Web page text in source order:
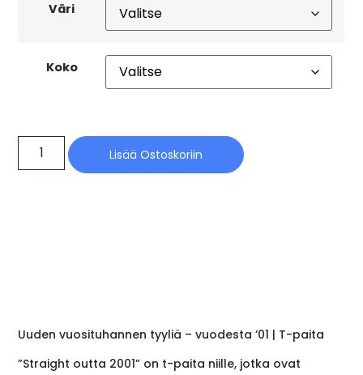
Väri
Koko
Lisää Ostoskoriin
Uuden vuosituhannen tyyliä – vuodesta ’01 | T-paita
”Straight outta 2001” on t-paita niille, jotka ovat